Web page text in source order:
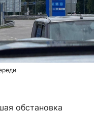
обстановка